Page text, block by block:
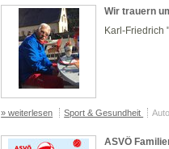
Wir trauern
Karl-Friedrich
» weiterlesen Sport & Gesundheit
ASVÖ